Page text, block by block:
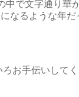
中で文字通り華
なるような年だ
お手伝いして